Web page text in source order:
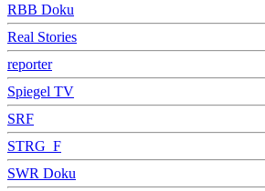
RBB Doku
Real Stories
reporter
Spiegel TV
SRF
STRG_F
SWR Doku